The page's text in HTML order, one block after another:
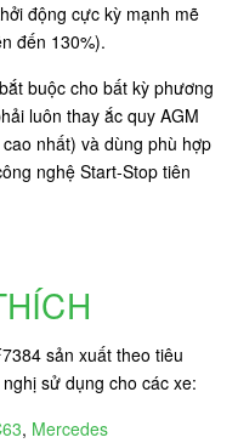
động cực kỳ mạnh mẽ
đến 130%).
buộc cho bất kỳ phương
luôn thay ắc quy AGM
nhất) và dùng phù hợp
nghệ Start-Stop tiên
sản xuất theo tiêu
sử dụng cho các xe:
, Mercedes